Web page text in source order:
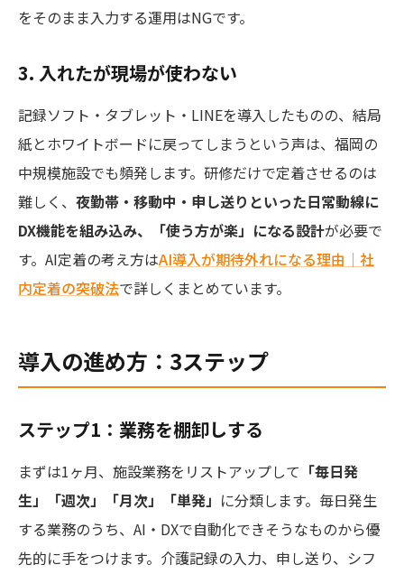
をそのまま入力する運用はNGです。
3. 入れたが現場が使わない
記録ソフト・タブレット・LINEを導入したものの、結局
紙とホワイトボードに戻ってしまうという声は、福岡の
中規模施設でも頻発します。研修だけで定着させるのは
難しく、 夜勤帯・移動中・申し送りといった日常動線に
DX機能を組み込み、「使う方が楽」になる設計が必要で
す。AI定着の考え方はAI導入が期待外れになる理由｜社
内定着の突破法で詳しくまとめています。
導入の進め方：3ステップ
ステップ1：業務を棚卸しする
まずは1ヶ月、施設業務をリストアップして 「毎日発
生」「週次」「月次」「単発」 に分類します。毎日発生
する業務のうち、AI・DXで自動化できそうなものから優
先的に手をつけます。介護記録の入力、申し送り、シフ